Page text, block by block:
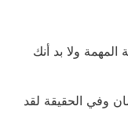
ولا بد أنك
وفي الحقيقة لقد